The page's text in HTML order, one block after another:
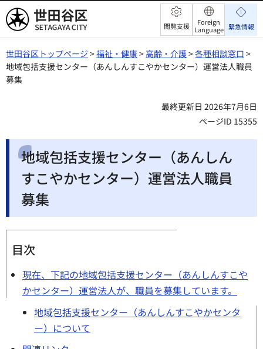
世田谷区 閲覧支援
Foreign
Language 緊急情報
世田谷区トップページ >福祉・健康> 高齢・介護>各種相談窓口 >
地域包括支援センター（あんしんすこやかセンター）運営法人職員
募集
最終更新日 2026年7月6日
ページID 15355
地域包括支援センター（あんしん
すこやかセンター）運営法人職員
募集
目次
現在、下記の地域包括支援センター（あんしんすこや
かセンター）運営法人が、職員を募集しています。
地域包括支援センター（あんしんすこやかセンタ
ー）について